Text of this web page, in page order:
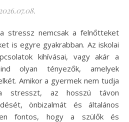
2026.07.08.
is egyre gyakrabban. Az iskolai
kihívásai, vagy akár a
olyan tényezők, amelyek
Amikor a gyermek nem tudja
stresszt, az hosszú távon
önbizalmát és általános
fontos, hogy a szülők és